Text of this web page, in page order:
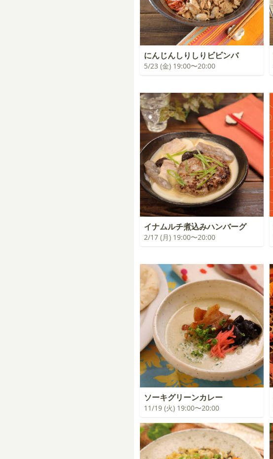
にんじんしりしりビビンバ
5/23 (金) 19:00〜20:00
イナムルチ煮込みハンバーグ
2/17 (月) 19:00〜20:00
ソーキグリーンカレー
11/19 (火) 19:00〜20:00